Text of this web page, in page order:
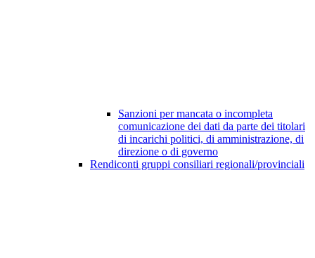
Sanzioni per mancata o incompleta
comunicazione dei dati da parte dei titolari
di incarichi politici, di amministrazione, di
direzione o di governo
Rendiconti gruppi consiliari regionali/provinciali